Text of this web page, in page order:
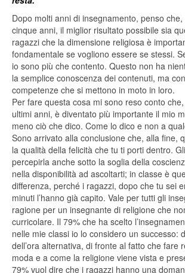
Dopo molti anni di insegnamento, penso
cinque anni, il miglior risultato possibile sia
ragazzi che la dimensione religiosa è
fondamentale se vogliono essere se stessi.
io sono più che contento. Questo non ha
la semplice conoscenza dei contenuti, ma
competenze che si mettono in moto in loro.
Per fare questa cosa mi sono reso conto
ultimi anni, è diventato più importante il mio
meno ciò che dico. Come lo dico e non a
Sono arrivato alla conclusione che, alla fine,
la qualità della felicità che tu ti porti dentro.
percepirla anche sotto la soglia della
nella disponibilità ad ascoltarti; in classe è
differenza, perché i ragazzi, dopo che tu sei
minuti l’hanno già capito. Vale per tutti gli
ragione per un insegnante di religione che
curricolare. Il 79% che ha scelto
nelle mie classi io lo considero un successo:
dell’ora alternativa, di fronte al fatto che fare
moda e a come la religione viene vista e
79% vuol dire che i ragazzi hanno una